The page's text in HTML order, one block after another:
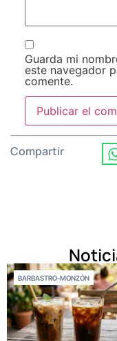
Guarda mi
este navegador
comente.
Compartir
BARBASTRO-MONZÓN